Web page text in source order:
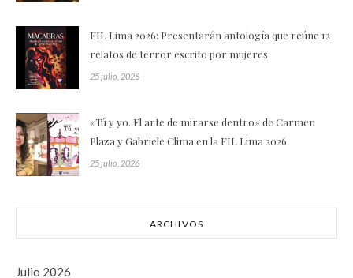
FIL Lima 2026: Presentarán antología que reúne 12
relatos de terror escrito por mujeres
25 julio, 2026
«Tú y yo. El arte de mirarse dentro» de Carmen
Plaza y Gabriele Clima en la FIL Lima 2026
25 julio, 2026
ARCHIVOS
Julio 2026